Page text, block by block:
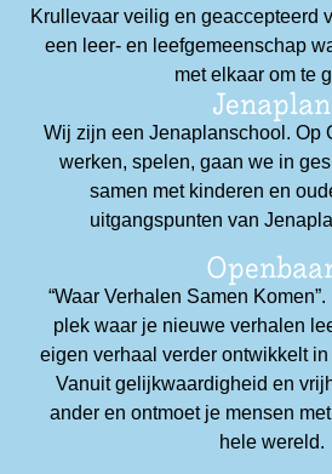
Krullevaar veilig en geaccepteerd
een leer- en leefgemeenschap
met elkaar om te
Jenaplan
Wij zijn een Jenaplanschool. Op
werken, spelen, gaan we in
samen met kinderen en
uitgangspunten van
“Waar Verhalen Samen
plek waar je nieuwe verhalen
eigen verhaal verder ontwikkelt
Vanuit gelijkwaardigheid en
ander en ontmoet je mensen
hele wereld.